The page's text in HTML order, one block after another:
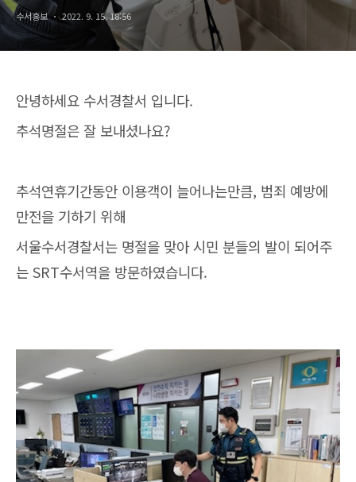
수서홍보 2022. 9. 15. 18:56
안녕하세요 수서경찰서 입니다.
추석명절은 잘 보내셨나요?
추석연휴기간동안 이용객이 늘어나는만큼, 범죄 예방에
만전을 기하기 위해
서울수서경찰서는 명절을 맞아 시민 분들의 발이 되어주
는 SRT수서역을 방문하였습니다.